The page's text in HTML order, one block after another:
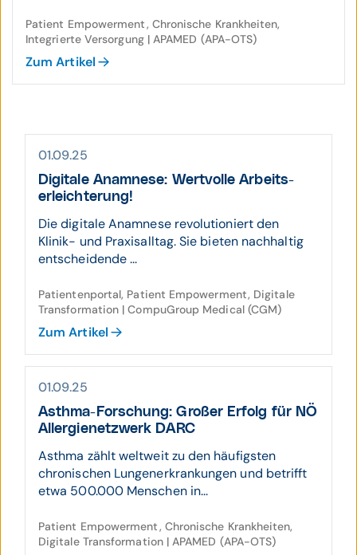
Patient Empowerment, Chronische Krankheiten,
Integrierte Versorgung | APAMED (APA-OTS)
Zum Artikel
01.09.25
Digitale Anamnese: Wert­volle Arbeits­
erleich­terung!
Die digitale Anamnese revolutioniert den
Klinik- und Praxisalltag. Sie bieten nachhaltig
entscheidende ...
Patientenportal, Patient Empowerment, Digitale
Transformation | CompuGroup Medical (CGM)
Zum Artikel
01.09.25
Asthma-Forschung: Großer Erfolg für NÖ
Allergie­netzwerk DARC
Asthma zählt weltweit zu den häufigsten
chronischen Lungenerkrankungen und betrifft
etwa 500.000 Menschen in...
Patient Empowerment, Chronische Krankheiten,
Digitale Transformation | APAMED (APA-OTS)